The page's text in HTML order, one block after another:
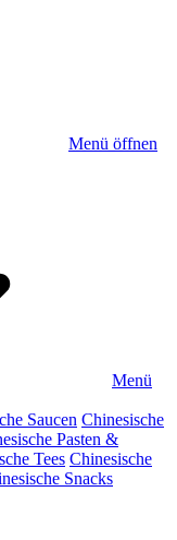
Menü öffnen
Menü
Saucen Chinesische
Pasten &
Tees Chinesische
Snacks